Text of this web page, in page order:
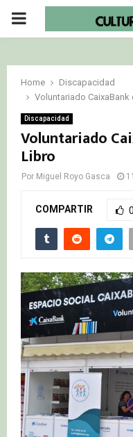
PRIMARY
Home
Discapacidad
Voluntariado CaixaBank
Discapacidad
Voluntariado
Libro
Por Miguel Royo Gasca
COMPARTIR 0